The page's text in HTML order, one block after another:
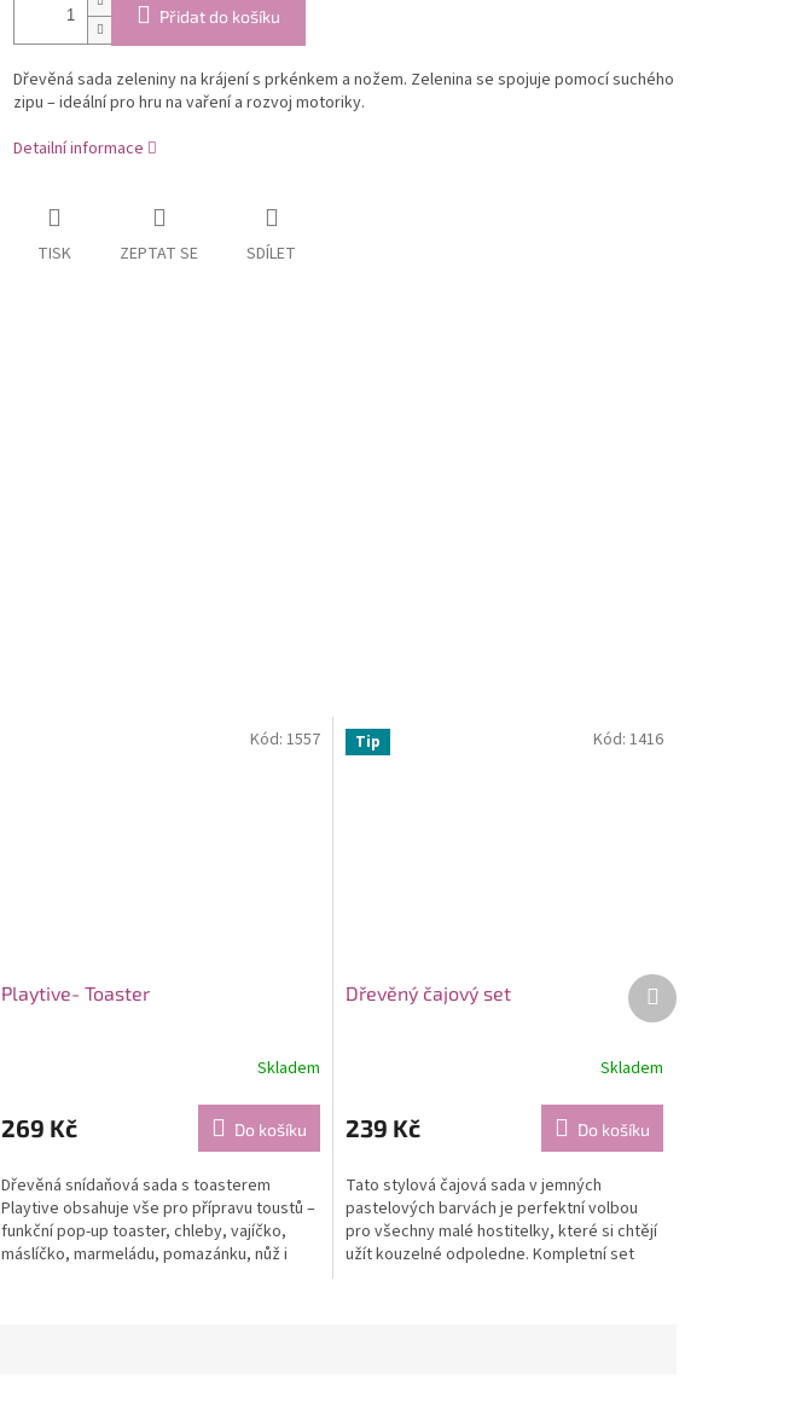
Přidat do košíku
Dřevěná sada zeleniny na krájení s prkénkem a nožem. Zelenina se spojuje pomocí suchého
zipu – ideální pro hru na vaření a rozvoj motoriky.
Detailní informace
TISK ZEPTAT SE SDÍLET
Playtive- Toaster
Skladem
269 Kč Do košíku
Dřevěná snídaňová sada s toasterem
Playtive obsahuje vše pro přípravu toustů –
funkční pop-up toaster, chleby, vajíčko,
máslíčko, marmeládu, pomazánku, nůž i
Kód: 1557 Tip
Dřevěný čajový set
Skladem
239 Kč Do košíku
Tato stylová čajová sada v jemných
pastelových barvách je perfektní volbou
pro všechny malé hostitelky, které si chtějí
užít kouzelné odpoledne. Kompletní set
Kód: 1416
Další
produkt